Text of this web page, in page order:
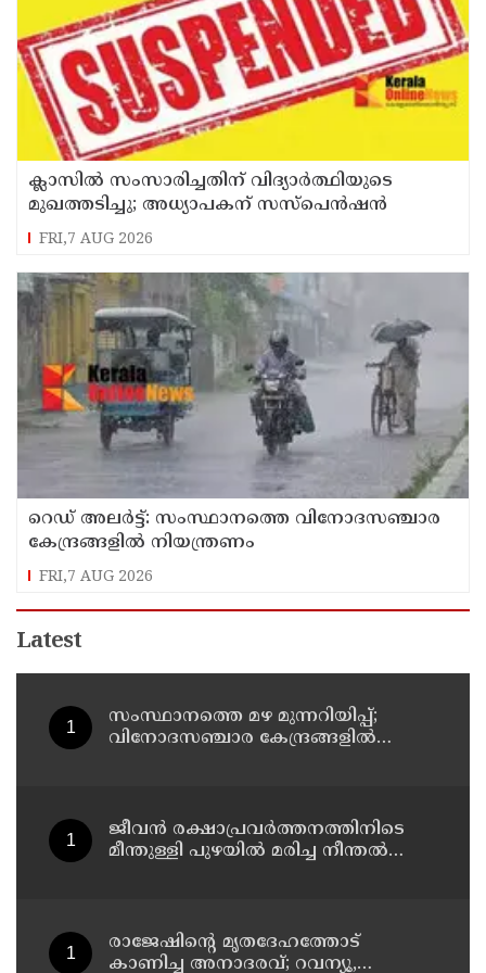
ക്ലാസിൽ സംസാരിച്ചതിന് വിദ്യാര്‍ത്ഥിയുടെ
മുഖത്തടിച്ചു; അധ്യാപകന് സസ്പെൻഷൻ
FRI,7 AUG 2026
റെഡ് അലർട്ട്: സംസ്ഥാനത്തെ വിനോദസഞ്ചാര
കേന്ദ്രങ്ങളിൽ നിയന്ത്രണം
FRI,7 AUG 2026
Latest
സംസ്ഥാനത്തെ മഴ മുന്നറിയിപ്പ്;
വിനോദസഞ്ചാര കേന്ദ്രങ്ങളില്‍
ജീവൻ രക്ഷാപ്രവർത്തനത്തിനിടെ
മീന്തുള്ളി പുഴയിൽ മരിച്ച നീന്തൽ
കളക്ടർ
രാജേഷിന്റെ മൃതദേഹത്തോട്
കാണിച്ച അനാദരവ്; റവന്യൂ,